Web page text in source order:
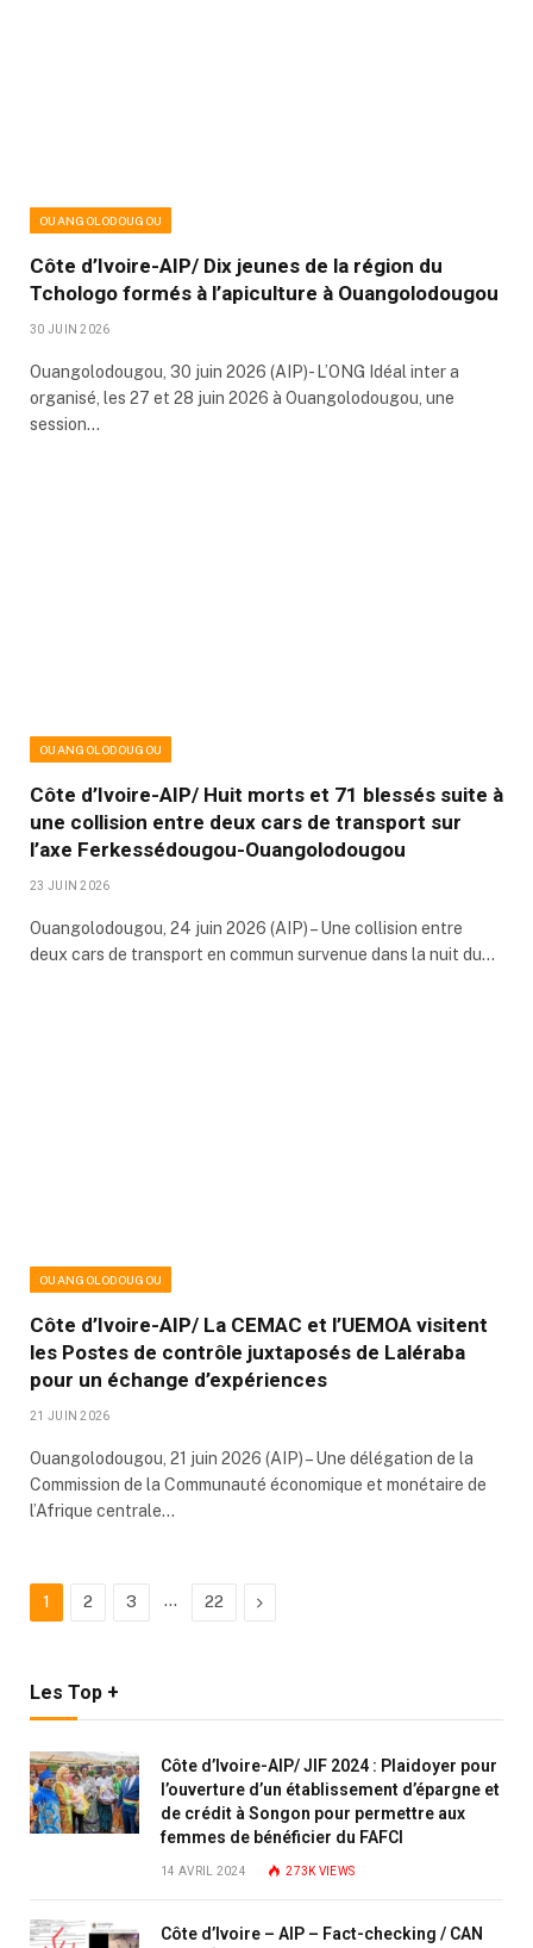
OUANGOLODOUGOU
Côte d’Ivoire-AIP/ Dix jeunes de la région du
Tchologo formés à l’apiculture à Ouangolodougou
30 JUIN 2026
Ouangolodougou, 30 juin 2026 (AIP)- L’ONG Idéal inter a
organisé, les 27 et 28 juin 2026 à Ouangolodougou, une
session…
OUANGOLODOUGOU
Côte d’Ivoire-AIP/ Huit morts et 71 blessés suite à
une collision entre deux cars de transport sur
l’axe Ferkessédougou-Ouangolodougou
23 JUIN 2026
Ouangolodougou, 24 juin 2026 (AIP) – Une collision entre
deux cars de transport en commun survenue dans la nuit du…
OUANGOLODOUGOU
Côte d’Ivoire-AIP/ La CEMAC et l’UEMOA visitent
les Postes de contrôle juxtaposés de Laléraba
pour un échange d’expériences
21 JUIN 2026
Ouangolodougou, 21 juin 2026 (AIP) – Une délégation de la
Commission de la Communauté économique et monétaire de
l’Afrique centrale…
1 2 3 … 22 Next
Les Top +
Côte d’Ivoire-AIP/ JIF 2024 : Plaidoyer pour
l’ouverture d’un établissement d’épargne et
de crédit à Songon pour permettre aux
femmes de bénéficier du FAFCI
14 AVRIL 2024 273K VIEWS
Côte d’Ivoire – AIP – Fact-checking / CAN